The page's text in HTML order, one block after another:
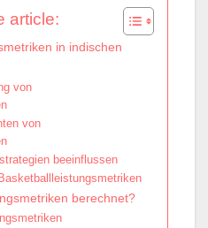
article:
in indischen
von
von
beeinflussen
berechnet?